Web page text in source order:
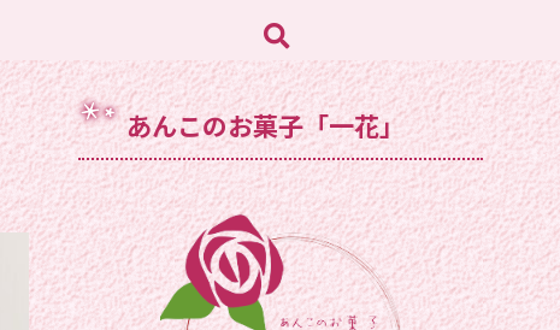
あんこのお菓子「一花」